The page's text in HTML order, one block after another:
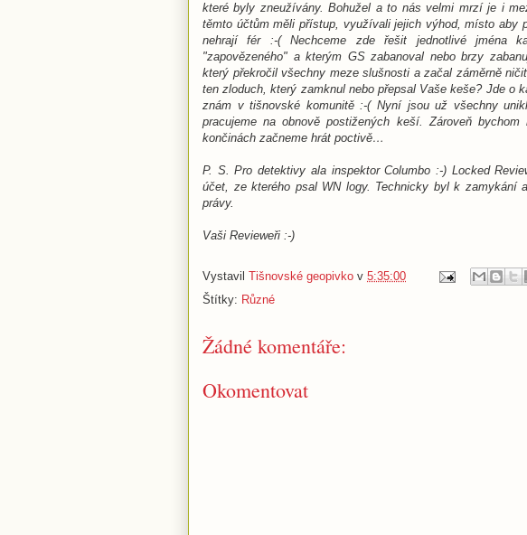
které byly zneužívány. Bohužel a to nás velmi mrzí je i
těmto účtům měli přístup, využívali jejich výhod, místo aby
nehrají fér :-( Nechceme zde řešit jednotlivé jména
"zapovězeného" a kterým GS zabanoval nebo brzy
který překročil všechny meze slušnosti a začal záměrně
ten zloduch, který zamknul nebo přepsal Vaše keše? Jde o
znám v tišnovské komunitě :-( Nyní jsou už všechny
pracujeme na obnově postižených keší. Zároveň
končinách začneme hrát poctivě…
P. S. Pro detektivy ala inspektor Columbo :-) Locked
účet, ze kterého psal WN logy. Technicky byl k zamykání
právy.
Vaši Revieweři :-)
Vystavil Tišnovské geopivko v 5:35:00
Štítky: Různé
Žádné komentáře:
Okomentovat